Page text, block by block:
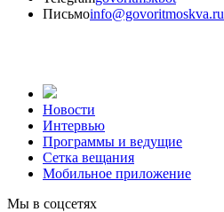
Письмоinfo@govoritmoskva.ru
Новости
Интервью
Программы и ведущие
Сетка вещания
Мобильное приложение
Мы в соцсетях